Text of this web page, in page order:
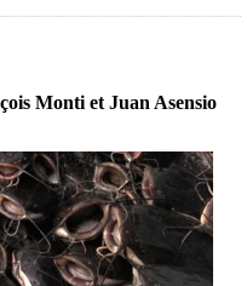
Monti et Juan Asensio